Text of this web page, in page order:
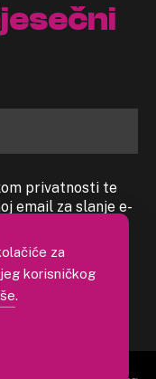
privatnosti te
email za slanje e-
za
korisničkog
.